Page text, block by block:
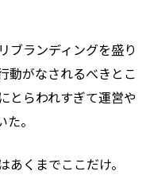
ブランディングを盛り
動がなされるべきとこ
とらわれすぎて運営や
。
くまでここだけ。